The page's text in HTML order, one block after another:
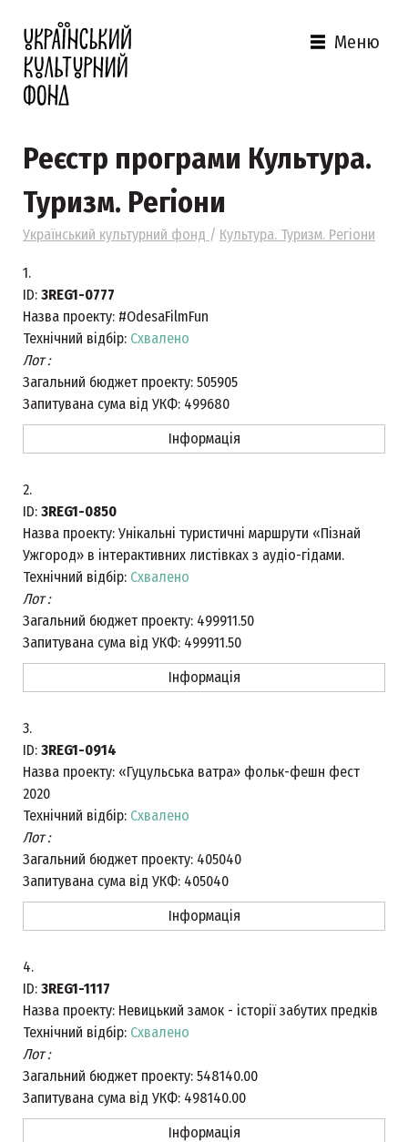
Меню
Реєстр програми Культура.
Туризм. Регіони
Український культурний фонд / Культура. Туризм. Регіони
1.
ID: 3REG1-0777
Назва проекту: #OdesaFilmFun
Технічний відбір: Схвалено
Лот :
Загальний бюджет проекту: 505905
Запитувана сума від УКФ: 499680
Інформація
2.
ID: 3REG1-0850
Назва проекту: Унікальні туристичні маршрути «Пізнай
Ужгород» в інтерактивних листівках з аудіо-гідами.
Технічний відбір: Схвалено
Лот :
Загальний бюджет проекту: 499911.50
Запитувана сума від УКФ: 499911.50
Інформація
3.
ID: 3REG1-0914
Назва проекту: «Гуцульська ватра» фольк-фешн фест
2020
Технічний відбір: Схвалено
Лот :
Загальний бюджет проекту: 405040
Запитувана сума від УКФ: 405040
Інформація
4.
ID: 3REG1-1117
Назва проекту: Невицький замок - історії забутих предків
Технічний відбір: Схвалено
Лот :
Загальний бюджет проекту: 548140.00
Запитувана сума від УКФ: 498140.00
Інформація